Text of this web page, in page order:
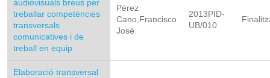
audiovisuals breus per
treballar competències
transversals
comunicatives i de
treball en equip
Pérez
Cano,Francisco
José
2013PID-
UB/010
Elaboració transversal